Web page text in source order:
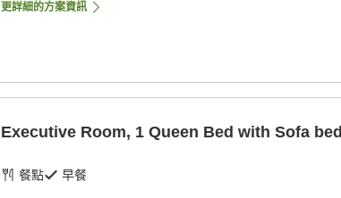
更詳細的方案資訊
Executive Room, 1 Queen Bed with Sofa bed
餐點 早餐